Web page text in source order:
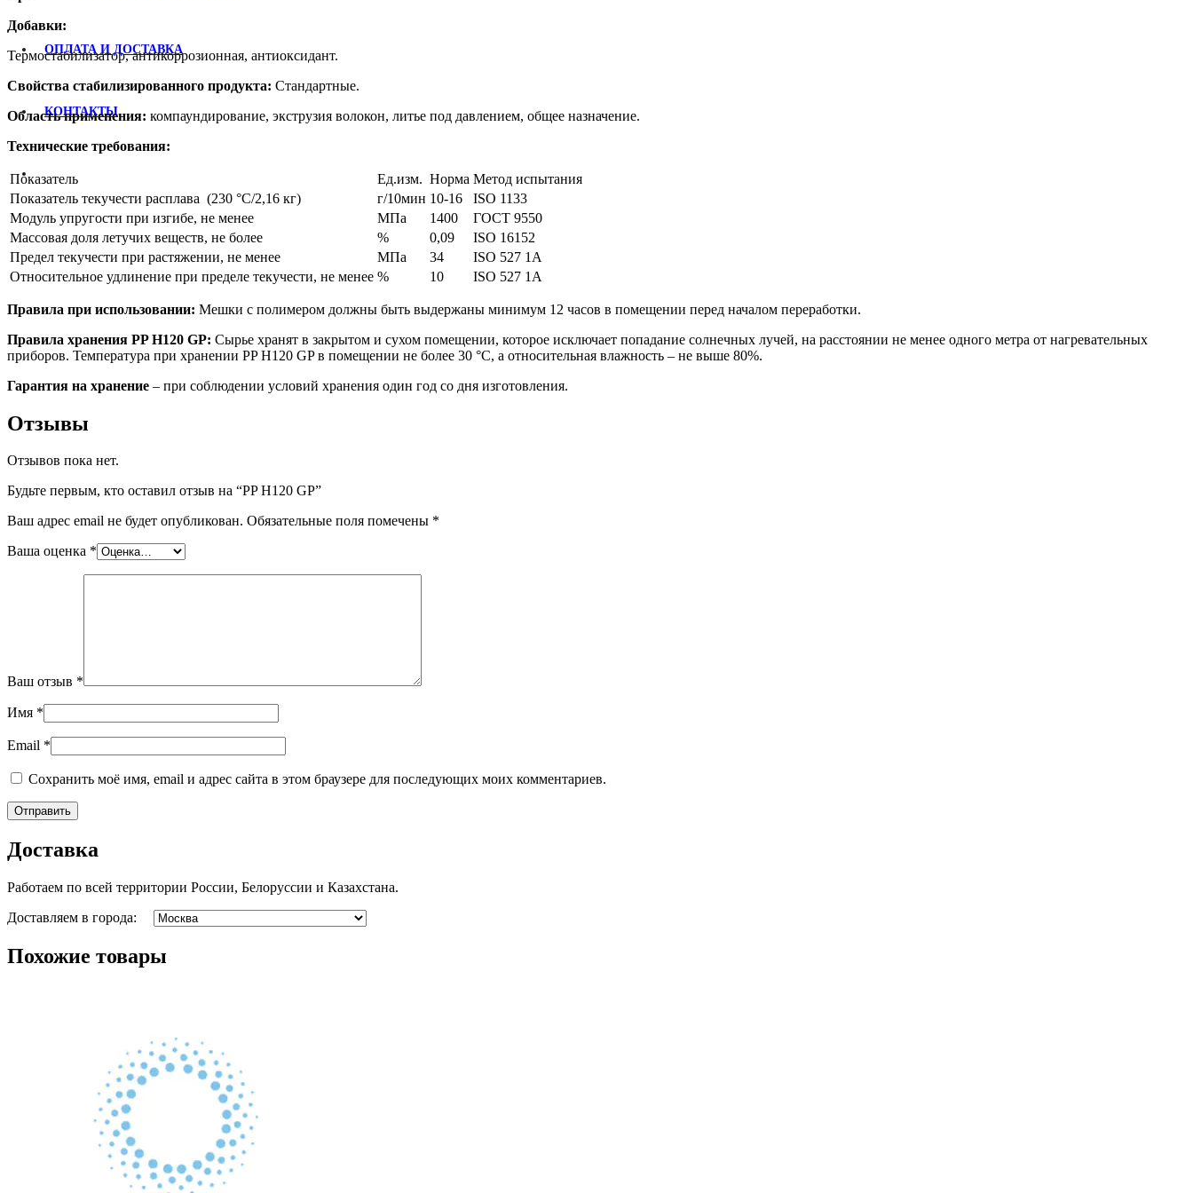
ОПЛАТА И ДОСТАВКА
КОНТАКТЫ
Добавки:
Термостабилизатор, антикоррозионная, антиоксидант.
Свойства стабилизированного продукта: Стандартные.
Область применения: компаундирование, экструзия волокон, литье под давлением, общее назначение.
Технические требования:
Показатель Ед.изм. Норма Метод испытания
Показатель текучести расплава (230 °С/2,16 кг)
г/10мин 10-16
ISO 1133
Модуль упругости при изгибе, не менее
МПа 1400
ГОСТ 9550
Массовая доля летучих веществ, не более
% 0,09
ISO 16152
Предел текучести при растяжении, не менее
МПа 34
ISO 527 1A
Относительное удлинение при пределе текучести, не менее % 10 ISO 527 1A
Правила при использовании: Мешки с полимером должны быть выдержаны минимум 12 часов в помещении перед началом переработки.
Правила хранения PP H120 GP: Сырье хранят в закрытом и сухом помещении, которое исключает попадание солнечных лучей, на расстоянии не менее одного метра от нагревательных
приборов. Температура при хранении PP H120 GP в помещении не более 30 °С, а относительная влажность – не выше 80%.
Гарантия на хранение – при соблюдении условий хранения один год со дня изготовления.
Отзывы
Отзывов пока нет.
Будьте первым, кто оставил отзыв на “PP H120 GP”
Ваш адрес email не будет опубликован. Обязательные поля помечены *
Ваша оценка *
Ваш отзыв *
Имя *
Email *
Сохранить моё имя, email и адрес сайта в этом браузере для последующих моих комментариев.
Доставка
Работаем по всей территории России, Белоруссии и Казахстана.
Доставляем в города:
Похожие товары